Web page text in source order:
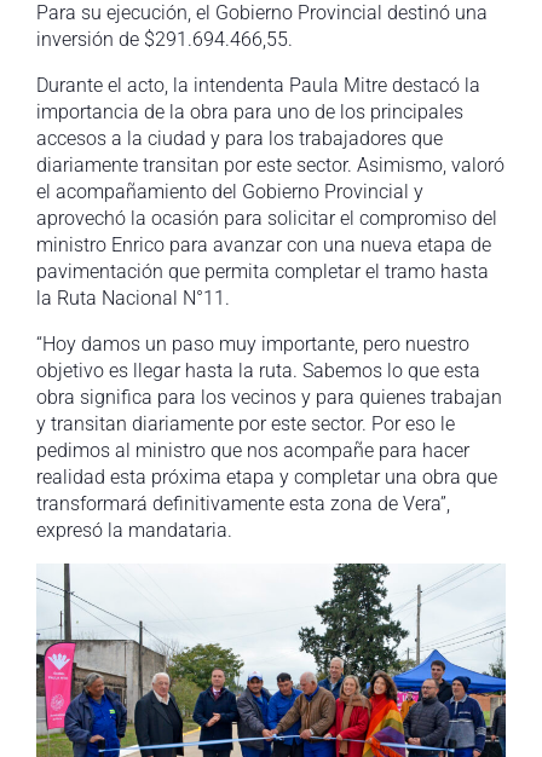
Para su ejecución, el Gobierno Provincial destinó una
inversión de $291.694.466,55.
Durante el acto, la intendenta Paula Mitre destacó la
importancia de la obra para uno de los principales
accesos a la ciudad y para los trabajadores que
diariamente transitan por este sector. Asimismo, valoró
el acompañamiento del Gobierno Provincial y
aprovechó la ocasión para solicitar el compromiso del
ministro Enrico para avanzar con una nueva etapa de
pavimentación que permita completar el tramo hasta
la Ruta Nacional N°11.
“Hoy damos un paso muy importante, pero nuestro
objetivo es llegar hasta la ruta. Sabemos lo que esta
obra significa para los vecinos y para quienes trabajan
y transitan diariamente por este sector. Por eso le
pedimos al ministro que nos acompañe para hacer
realidad esta próxima etapa y completar una obra que
transformará definitivamente esta zona de Vera”,
expresó la mandataria.